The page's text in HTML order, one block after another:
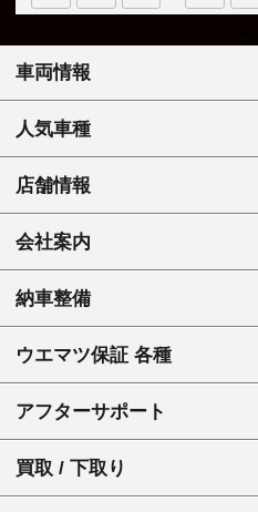
車両情報
人気車種
店舗情報
会社案内
納車整備
ウエマツ保証 各種
アフターサポート
買取 / 下取り